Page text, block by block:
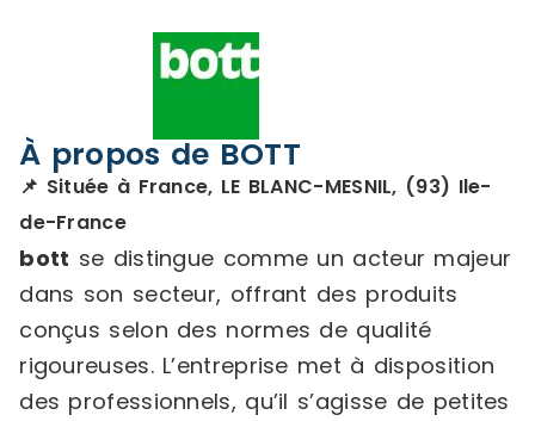
À propos de BOTT
📌 Située à France, LE BLANC-MESNIL, (93) Ile-
de-France
bott se distingue comme un acteur majeur
dans son secteur, offrant des produits
conçus selon des normes de qualité
rigoureuses. L’entreprise met à disposition
des professionnels, qu’il s’agisse de petites